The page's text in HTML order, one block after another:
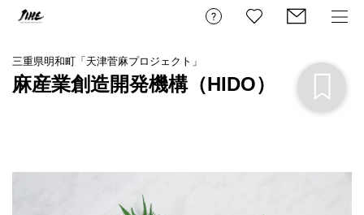
三重県明和町「天津菅麻プロジェクト」
麻産業創造開発機構（HIDO）